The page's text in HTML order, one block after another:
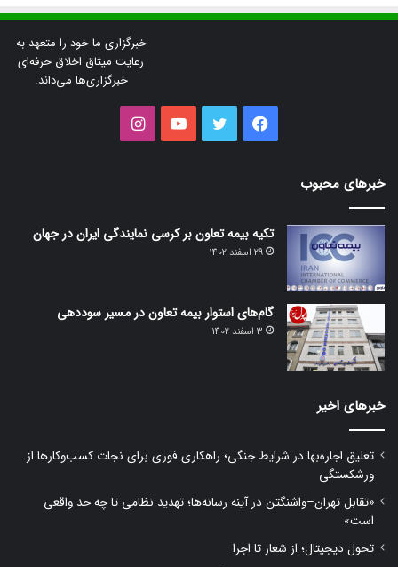
خبرگزاری ما خود را متعهد به
رعایت میثاق اخلاق حرفه‌ای
خبرگزاری‌ها می‌داند.
فیس
توییتر یوتیوب
خبرهای محبوب
تکیه بیمه تعاون بر کرسی نمایندگی ایران در جهان
29 اسفند 1402
گام‌های استوار بیمه تعاون در مسیر سوددهی
3 اسفند 1402
خبرهای اخیر
تعلیق اجاره‌بها در شرایط جنگی؛ راهکاری فوری برای نجات کسب‌وکارها از
ورشکستگی
«تقابل تهران–واشنگتن در آینه رسانه‌ها؛ تهدید نظامی تا چه حد واقعی
است»
تحول دیجیتال؛ از شعار تا اجرا